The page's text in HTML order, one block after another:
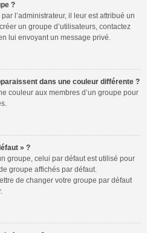
?
l’administrateur, il leur est attribué un
un groupe d’utilisateurs, contactez
lui envoyant un message privé.
dans une couleur différente ?
couleur aux membres d’un groupe pour
» ?
groupe, celui par défaut est utilisé pour
groupe affichés par défaut.
de changer votre groupe par défaut